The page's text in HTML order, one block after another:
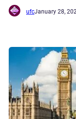
ufcJanuary 28,